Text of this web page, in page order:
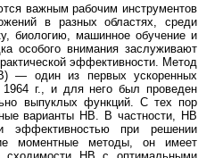
важным рабочим инструментов
в разных областях, среди
биологию, машинное обучение и
особого внимания заслуживают
эффективности. Метод
— один из первых ускоренных
г., и для него был проведен
выпуклых функций. С тех пор
варианты HB. В частности, HB
эффективностью при решении
моментные методы, он имеет